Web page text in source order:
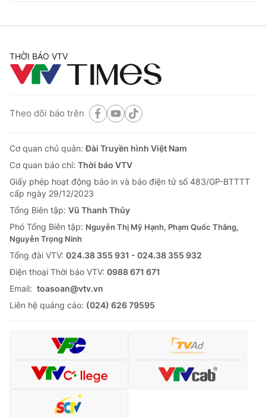
THỜI BÁO VTV
Theo dõi báo trên
Cơ quan chủ quản:Đài Truyền hình Việt Nam
Cơ quan báo chí: Thời báo VTV
Giấy phép hoạt động báo in và báo điện tử số 483/GP-BTTTT
cấp ngày 29/12/2023
Tổng Biên tập: Vũ Thanh Thủy
Phó Tổng Biên tập: Nguyễn Thị Mỹ Hạnh, Phạm Quốc Thắng,
Nguyễn Trọng Ninh
Tổng đài VTV: 024.38 355 931 - 024.38 355 932
Ðiện thoại Thời báo VTV: 0988 671 671
Email: toasoan@vtv.vn
Liên hệ quảng cáo: (024) 626 79595